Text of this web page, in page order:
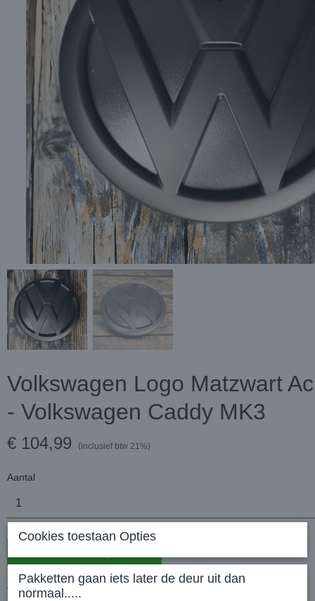
Volkswagen Logo Matzwart
- Volkswagen Caddy MK3
€ 104,99 (inclusief btw 21%)
Aantal
Volkswagen Logo Matzwart Achterdeuren - Volkswagen Caddy MK3
Cookies toestaan Opties
Pakketten gaan iets later de deur uit dan
normaal.....